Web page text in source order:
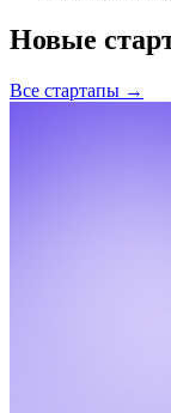
Новые
Все стартапы →